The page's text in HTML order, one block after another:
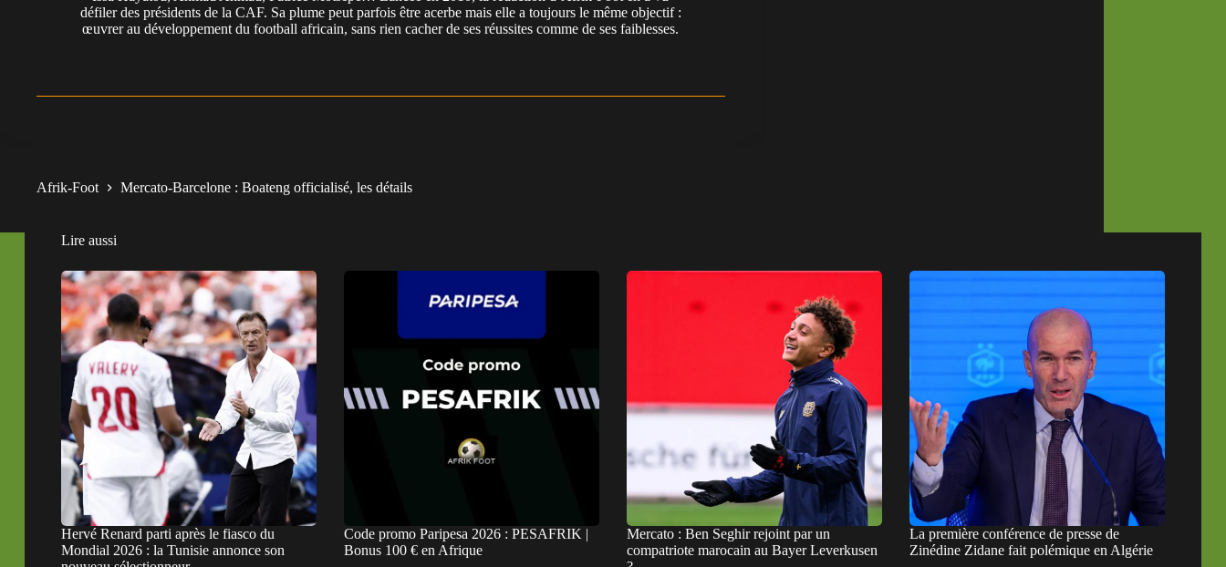
défiler des présidents de la CAF. Sa plume peut parfois être acerbe mais elle a toujours le même objectif :
œuvrer au développement du football africain, sans rien cacher de ses réussites comme de ses faiblesses.
Afrik-Foot Mercato-Barcelone : Boateng officialisé, les détails
Lire aussi
Hervé Renard parti après le fiasco du
Mondial 2026 : la Tunisie annonce son
Code promo Paripesa 2026 : PESAFRIK |
Bonus 100 € en Afrique
Mercato : Ben Seghir rejoint par un
compatriote marocain au Bayer Leverkusen
La première conférence de presse de
Zinédine Zidane fait polémique en Algérie